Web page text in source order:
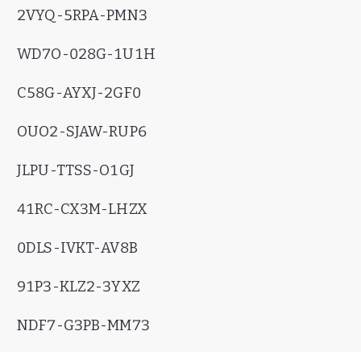
2VYQ-5RPA-PMN3
WD7O-028G-1U1H
C58G-AYXJ-2GF0
OUO2-SJAW-RUP6
JLPU-TTSS-O1GJ
41RC-CX3M-LHZX
0DLS-IVKT-AV8B
91P3-KLZ2-3YXZ
NDF7-G3PB-MM73